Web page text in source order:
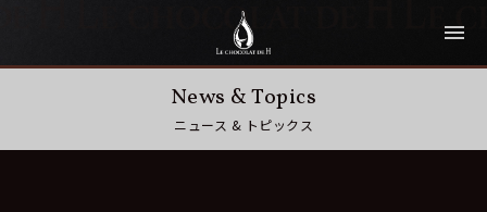
News & Topics
ニュース & トピックス